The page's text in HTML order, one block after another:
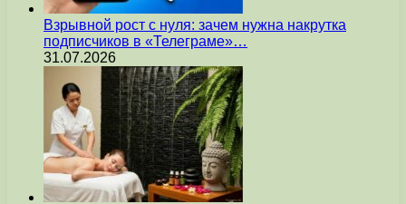
Взрывной рост с нуля: зачем нужна накрутка
подписчиков в «Телеграме»…
31.07.2026